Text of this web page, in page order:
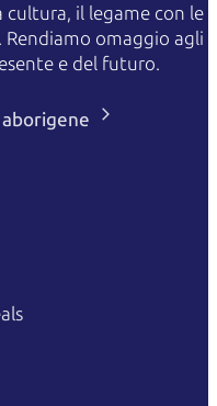
il legame con le
Rendiamo omaggio agli
e del futuro.